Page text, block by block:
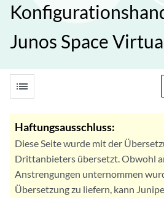
Junos Space
list
Haftungsausschluss:
Diese Seite wurde mit der
Drittanbieters übersetzt. Obwohl
Anstrengungen unternommen
Übersetzung zu liefern, kann